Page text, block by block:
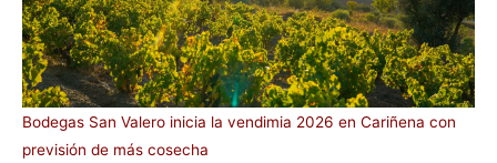
Bodegas San Valero inicia la vendimia 2026 en Cariñena con
previsión de más cosecha